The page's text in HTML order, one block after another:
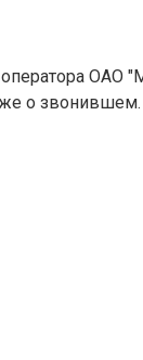
оператора ОАО
о